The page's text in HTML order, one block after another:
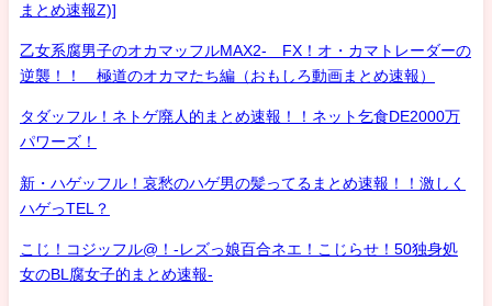
まとめ速報Z)]
乙女系腐男子のオカマッフルMAX2- FX！オ・カマトレーダーの
逆襲！！ 極道のオカマたち編（おもしろ動画まとめ速報）
タダッフル！ネトゲ廃人的まとめ速報！！ネット乞食DE2000万
パワーズ！
新・ハゲッフル！哀愁のハゲ男の髪ってるまとめ速報！！激しく
ハゲっTEL？
こじ！コジッフル@！-レズっ娘百合ネエ！こじらせ！50独身処
女のBL腐女子的まとめ速報-